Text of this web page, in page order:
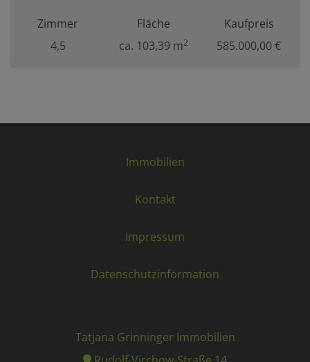
Zimmer
4,5
Fläche
ca. 103,39 m2
Kaufpreis
585.000,00 €
Immobilien
Kontakt
Impressum
Datenschutzinformation
Tatjana Grinninger Immobilien